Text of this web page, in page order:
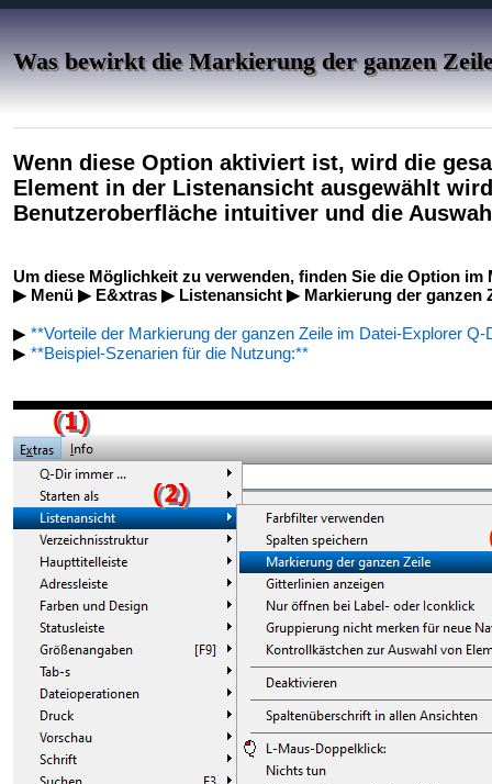
Was bewirkt die Markierung der ganzen
Wenn diese Option aktiviert ist, wird die
Element in der Listenansicht ausgewählt
Benutzeroberfläche intuitiver und die
Um diese Möglichkeit zu verwenden, finden Sie die Option im
▶ Menü ▶ E&xtras ▶ Listenansicht ▶ Markierung der ganzen
▶ **Vorteile der Markierung der ganzen Zeile im Datei-Explorer Q-
▶ **Beispiel-Szenarien für die Nutzung:**